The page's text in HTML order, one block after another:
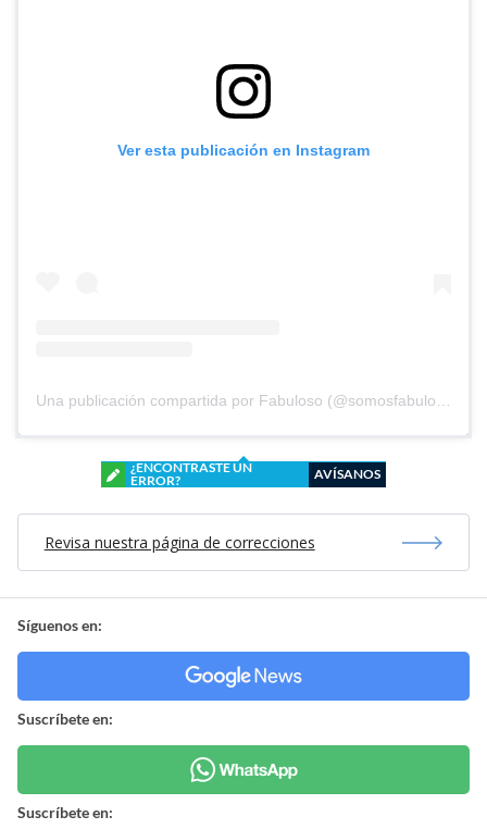
Ver esta publicación en Instagram
Una publicación compartida por Fabuloso (@somosfabuloso)
¿ENCONTRASTE UN
ERROR?
AVÍSANOS
Revisa nuestra página de correcciones
Síguenos en:
Suscríbete en:
Suscríbete en: